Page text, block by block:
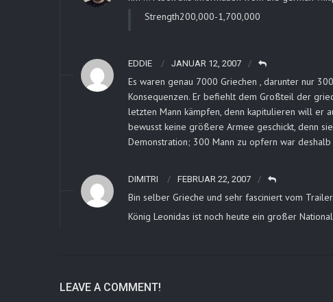
Strength200,000-1,700,000
EDDIE JANUAR 12, 2007
Es waren genau 7000 Griechen , darunter nur
Konsequenzen. Er befiehlt dem Großteil der
letzten Mann kämpfen, denn kapitulieren will er
bewusst keine größere Armee geschickt, denn
Demonstration; 300 Mann zu opfern war
DIMITRI FEBRUAR 22, 2007
Bin selber Grieche und sehr fasciniert vom Trailer.
König Leonidas ist noch heute ein großer
LEAVE A COMMENT!